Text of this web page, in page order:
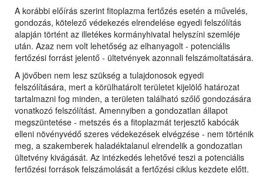
A korábbi előírás szerint fitoplazma fertőzés esetén a művelés,
gondozás, kötelező védekezés elrendelése egyedi felszólítás
alapján történt az illetékes kormányhivatal helyszíni szemléje
után. Azaz nem volt lehetőség az elhanyagolt - potenciális
fertőzési forrást jelentő - ültetvények azonnali felszámoltatására.
A jövőben nem lesz szükség a tulajdonosok egyedi
felszólítására, mert a körülhatárolt területet kijelölő határozat
tartalmazni fog minden, a területen található szőlő gondozására
vonatkozó felszólítást. Amennyiben a gondozatlan állapot
megszüntetése - metszés és a fitoplazmát terjesztő kabócák
elleni növényvédő szeres védekezések elvégzése - nem történik
meg, a szakemberek haladéktalanul elrendelik a gondozatlan
ültetvény kivágását. Az intézkedés lehetővé teszi a potenciális
fertőzési források felszámolását a fertőzési ciklus kezdete előtt.